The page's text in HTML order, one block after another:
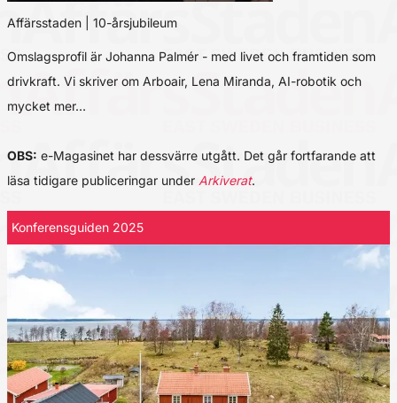
Affärsstaden | 10-årsjubileum
Omslagsprofil är Johanna Palmér - med livet och framtiden som
drivkraft. Vi skriver om Arboair, Lena Miranda, AI-robotik och
mycket mer…
OBS: e-Magasinet har dessvärre utgått. Det går fortfarande att
läsa tidigare publiceringar under Arkiverat.
Konferensguiden 2025